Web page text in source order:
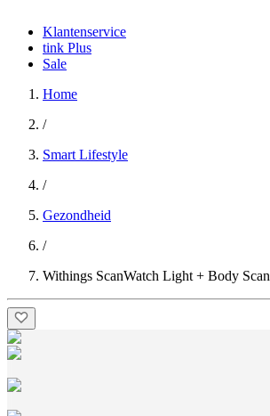
Klantenservice
tink Plus
Sale
Home
/
Smart Lifestyle
/
Gezondheid
/
Withings ScanWatch Light + Body Scan